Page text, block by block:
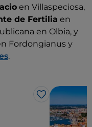
en Villaspeciosa,
de Fertilia en
en Olbia, y
Fordongianus y
.
Me gusta